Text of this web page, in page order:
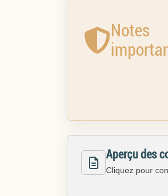
Notes
Aperçu des
Cliquez pour